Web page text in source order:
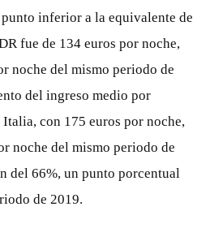
inferior a la equivalente de
fue de 134 euros por noche,
noche del mismo periodo de
del ingreso medio por
con 175 euros por noche,
noche del mismo periodo de
del 66%, un punto porcentual
de 2019.